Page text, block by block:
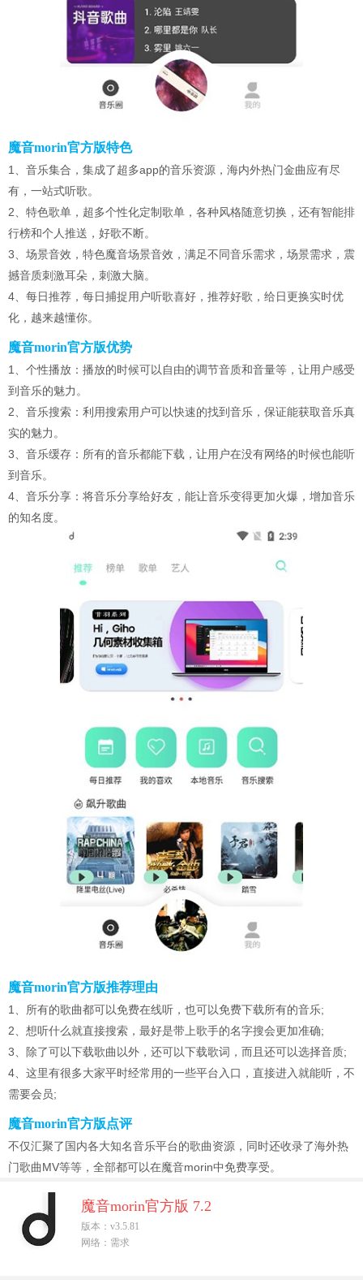
魔音morin官方版特色
1、音乐集合，集成了超多app的音乐资源，海内外热门金曲应有尽
有，一站式听歌。
2、特色歌单，超多个性化定制歌单，各种风格随意切换，还有智能排
行榜和个人推送，好歌不断。
3、场景音效，特色魔音场景音效，满足不同音乐需求，场景需求，震
撼音质刺激耳朵，刺激大脑。
4、每日推荐，每日捕捉用户听歌喜好，推荐好歌，给日更换实时优
化，越来越懂你。
魔音morin官方版优势
1、个性播放：播放的时候可以自由的调节音质和音量等，让用户感受
到音乐的魅力。
2、音乐搜索：利用搜索用户可以快速的找到音乐，保证能获取音乐真
实的魅力。
3、音乐缓存：所有的音乐都能下载，让用户在没有网络的时候也能听
到音乐。
4、音乐分享：将音乐分享给好友，能让音乐变得更加火爆，增加音乐
的知名度。
魔音morin官方版推荐理由
1、所有的歌曲都可以免费在线听，也可以免费下载所有的音乐;
2、想听什么就直接搜索，最好是带上歌手的名字搜会更加准确;
3、除了可以下载歌曲以外，还可以下载歌词，而且还可以选择音质;
4、这里有很多大家平时经常用的一些平台入口，直接进入就能听，不
需要会员;
魔音morin官方版点评
不仅汇聚了国内各大知名音乐平台的歌曲资源，同时还收录了海外热
门歌曲MV等等，全部都可以在魔音morin中免费享受。
魔音morin官方版 7.2
版本：v3.5.81
网络：需求